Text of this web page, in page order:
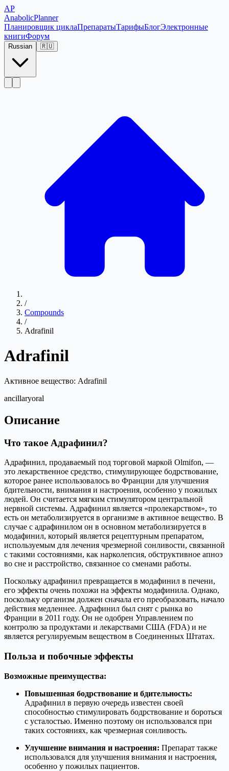
AP
AnabolicPlanner
Планировщик циклаПрепаратыТарифыБлогЭлектронные
книгиФорум
Russian 🇷🇺
/
Compounds
/
Adrafinil
Adrafinil
Активное вещество: Adrafinil
ancillaryoral
Описание
Что такое Адрафинил?
Адрафинил, продаваемый под торговой маркой Olmifon, —
это лекарственное средство, стимулирующее бодрствование,
которое ранее использовалось во Франции для улучшения
бдительности, внимания и настроения, особенно у пожилых
людей. Он считается мягким стимулятором центральной
нервной системы. Адрафинил является «пролекарством», то
есть он метаболизируется в организме в активное вещество. В
случае с адрафинилом он в основном метаболизируется в
модафинил, который является рецептурным препаратом,
используемым для лечения чрезмерной сонливости, связанной
с такими состояниями, как нарколепсия, обструктивное апноэ
во сне и расстройство, связанное со сменами работы.
Поскольку адрафинил превращается в модафинил в печени,
его эффекты очень похожи на эффекты модафинила. Однако,
поскольку организм должен сначала его преобразовать, начало
действия медленнее. Адрафинил был снят с рынка во
Франции в 2011 году. Он не одобрен Управлением по
контролю за продуктами и лекарствами США (FDA) и не
является регулируемым веществом в Соединенных Штатах.
Польза и побочные эффекты
Возможные преимущества:
Повышенная бодрствование и бдительность:
Адрафинил в первую очередь известен своей
способностью стимулировать бодрствование и бороться
с усталостью. Именно поэтому он использовался при
таких состояниях, как чрезмерная сонливость.
Улучшение внимания и настроения: Препарат также
использовался для улучшения внимания и настроения,
особенно у пожилых пациентов.